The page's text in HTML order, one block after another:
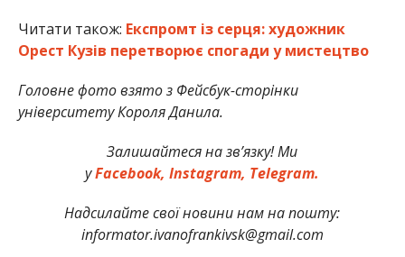
Читати також: Експромт із серця: художник
Орест Кузів перетворює спогади у мистецтво
Головне фото взято з Фейсбук-сторінки
університету Короля Данила.
Залишайтеся на зв’язку! Ми
уFacebook, Instagram, Telegram.
Надсилайте свої новини нам на пошту:
informator.ivanofrankivsk@gmail.com